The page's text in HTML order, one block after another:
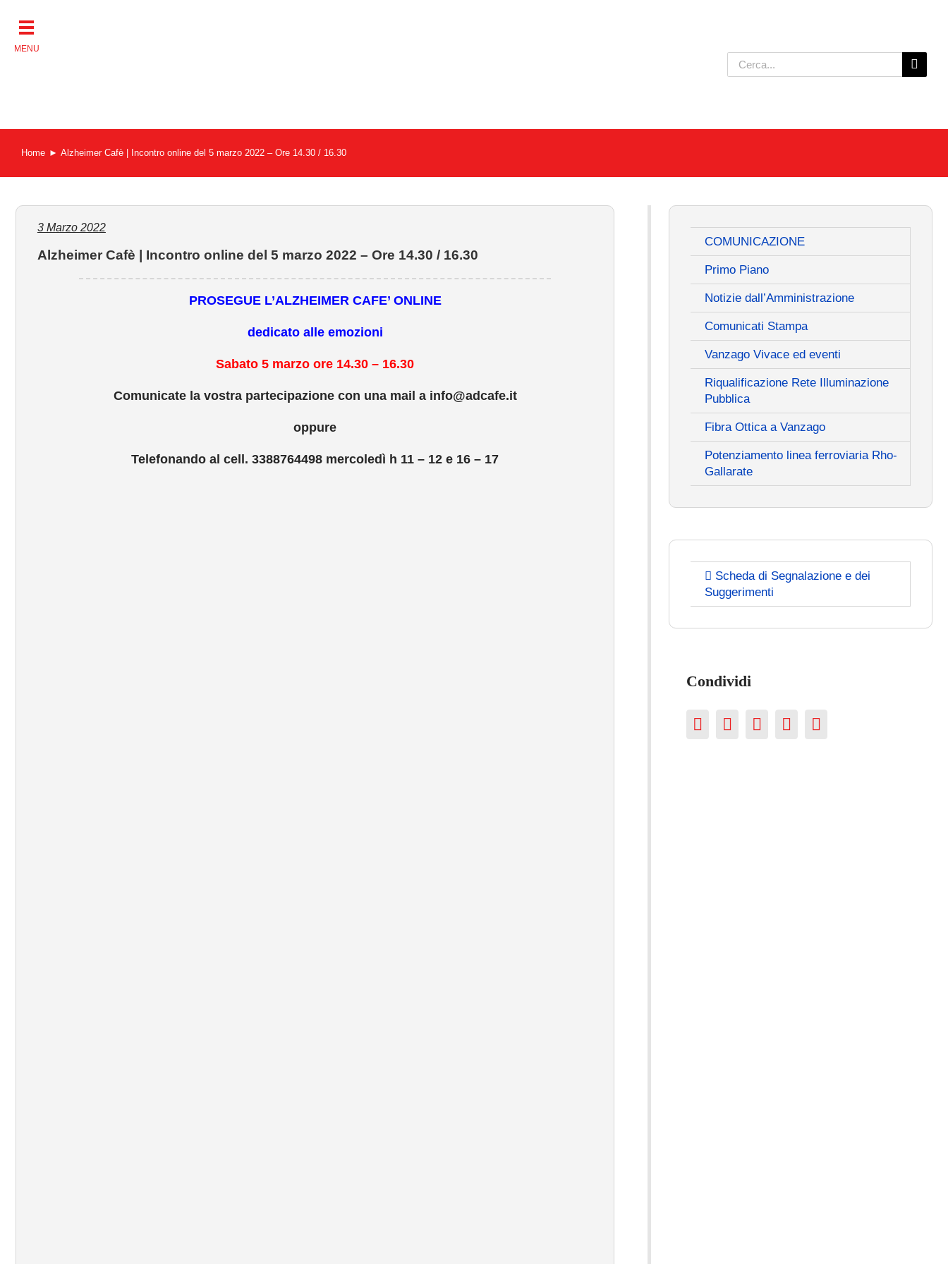
contenuto
Cerca
per:
Home Alzheimer Cafè | Incontro online del 5 marzo 2022 – Ore 14.30 / 16.30
3 Marzo 2022
Alzheimer Cafè | Incontro online del 5 marzo 2022 – Ore 14.30 / 16.30
PROSEGUE L’ALZHEIMER CAFE’ ONLINE
dedicato alle emozioni
Sabato 5 marzo ore 14.30 – 16.30
Comunicate la vostra partecipazione con una mail a info@adcafe.it
oppure
Telefonando alcell. 3388764498 mercoledì h 11 – 12 e 16 – 17
COMUNICAZIONE
Primo Piano
Notizie dall’Amministrazione
Comunicati Stampa
Vanzago Vivace ed eventi
Riqualificazione Rete Illuminazione
Pubblica
Fibra Ottica a Vanzago
Potenziamento linea ferroviaria Rho-
Gallarate
Scheda di Segnalazione e dei
Suggerimenti
Condividi